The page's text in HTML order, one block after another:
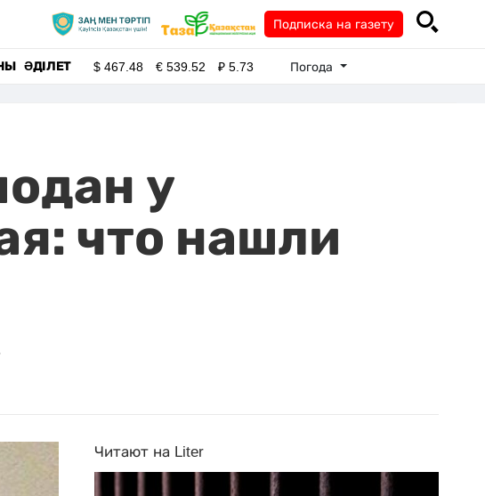
Подписка на газету
ӘДІЛЕТ $467.48 €539.52 ₽5.73 Погода
у
что нашли
Читают на Liter